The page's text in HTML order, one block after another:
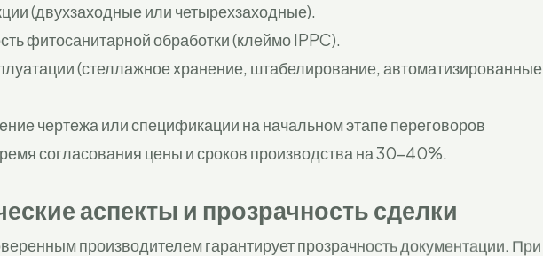
(двухзаходные или четырехзаходные).
фитосанитарной обработки (клеймо IPPC).
(стеллажное хранение, штабелирование, автоматизированные
чертежа или спецификации на начальном этапе переговоров
согласования цены и сроков производства на 30-40%.
аспекты и прозрачность сделки
производителем гарантирует прозрачность документации. При